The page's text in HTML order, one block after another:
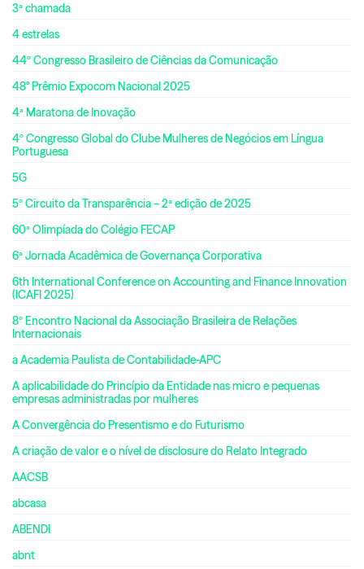
3ª chamada
4 estrelas
44º Congresso Brasileiro de Ciências da Comunicação
48° Prêmio Expocom Nacional 2025
4ª Maratona de Inovação
4º Congresso Global do Clube Mulheres de Negócios em Língua
Portuguesa
5G
5º Circuito da Transparência – 2ª edição de 2025
60ª Olimpíada do Colégio FECAP
6ª Jornada Acadêmica de Governança Corporativa
6th International Conference on Accounting and Finance Innovation
(ICAFI 2025)
8º Encontro Nacional da Associação Brasileira de Relações
Internacionais
a Academia Paulista de Contabilidade-APC
A aplicabilidade do Princípio da Entidade nas micro e pequenas
empresas administradas por mulheres
A Convergência do Presentismo e do Futurismo
A criação de valor e o nível de disclosure do Relato Integrado
AACSB
abcasa
ABENDI
abnt